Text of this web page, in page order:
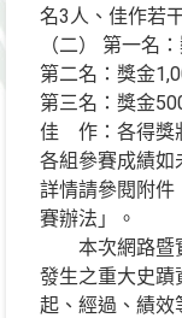
名3人、佳作若
（二） 第一名
第二名：獎金
第三名：獎金
佳 作：各得獎
各組參賽成績如
詳情請參閱附件
賽辦法」。
本次網路暨實
發生之重大史蹟
起、經過、績效